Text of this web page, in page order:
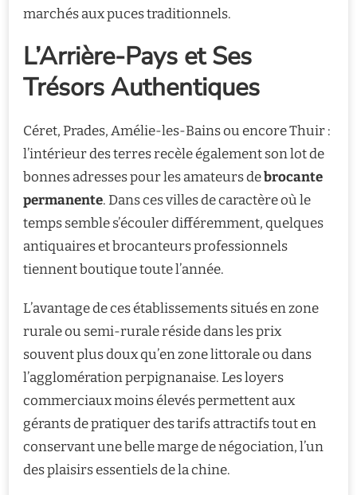
marchés aux puces traditionnels.
L’Arrière-Pays et Ses
Trésors Authentiques
Céret, Prades, Amélie-les-Bains ou encore Thuir :
l’intérieur des terres recèle également son lot de
bonnes adresses pour les amateurs debrocante
permanente. Dans ces villes de caractère où le
temps semble s’écouler différemment, quelques
antiquaires et brocanteurs professionnels
tiennent boutique toute l’année.
L’avantage de ces établissements situés en zone
rurale ou semi-rurale réside dans les prix
souvent plus doux qu’en zone littorale ou dans
l’agglomération perpignanaise. Les loyers
commerciaux moins élevés permettent aux
gérants de pratiquer des tarifs attractifs tout en
conservant une belle marge de négociation, l’un
des plaisirs essentiels de la chine.